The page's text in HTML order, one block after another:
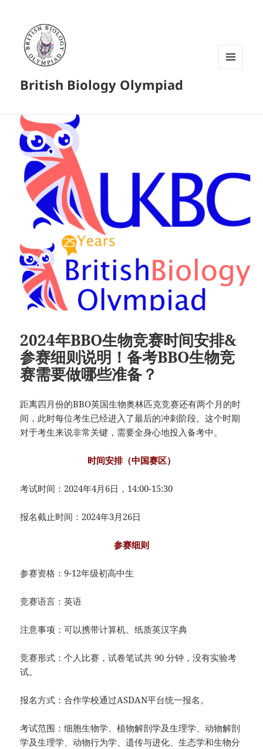
British Biology Olympiad
2024年BBO生物竞赛时间安排&
参赛细则说明！备考BBO生物竞
赛需要做哪些准备？
距离四月份的BBO英国生物奥林匹克竞赛还有两个月的时
间，此时每位考生已经进入了最后的冲刺阶段。这个时期
对于考生来说非常关键，需要全身心地投入备考中。
时间安排（中国赛区）
考试时间：2024年4月6日，14:00-15:30
报名截止时间：2024年3月26日
参赛细则
参赛资格：9-12年级初高中生
竞赛语言：英语
注意事项：可以携带计算机、纸质英汉字典
竞赛形式：个人比赛，试卷笔试共 90 分钟，没有实验考
试。
报名方式：合作学校通过ASDAN平台统一报名。
考试范围：细胞生物学、植物解剖学及生理学、动物解剖
学及生理学、动物行为学、遗传与进化、生态学和生物分